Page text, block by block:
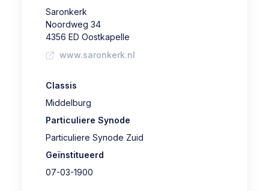
Saronkerk
Noordweg 34
4356 ED Oostkapelle
www.saronkerk.nl
Classis
Middelburg
Particuliere Synode
Particuliere Synode Zuid
Geïnstitueerd
07-03-1900